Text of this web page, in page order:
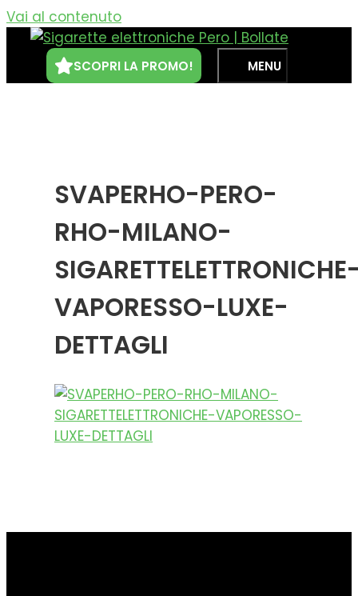
Vai al contenuto
SCOPRI LA PROMO! MENU
SVAPERHO-PERO-
RHO-MILANO-
VAPORESSO-LUXE-
DETTAGLI